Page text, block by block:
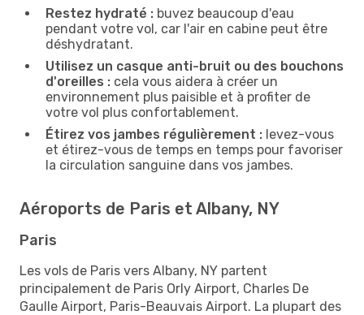
Restez hydraté : buvez beaucoup d'eau
pendant votre vol, car l'air en cabine peut être
déshydratant.
Utilisez un casque anti-bruit ou des bouchons
d'oreilles : cela vous aidera à créer un
environnement plus paisible et à profiter de
votre vol plus confortablement.
Étirez vos jambes régulièrement : levez-vous
et étirez-vous de temps en temps pour favoriser
la circulation sanguine dans vos jambes.
Aéroports de Paris et Albany, NY
Paris
Les vols de Paris vers Albany, NY partent
principalement de Paris Orly Airport, Charles De
Gaulle Airport, Paris-Beauvais Airport. La plupart des